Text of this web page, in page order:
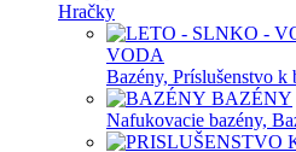
Hračky
VODA
Bazény, Príslušenstvo k
BAZÉNY
Nafukovacie bazény,